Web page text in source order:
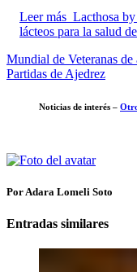
Leer más Lacthosa
lácteos para la salud
Mundial de Veteranas
Partidas de Ajedrez
Noticias de interés –
Por Adara Lomeli Soto
Entradas similares